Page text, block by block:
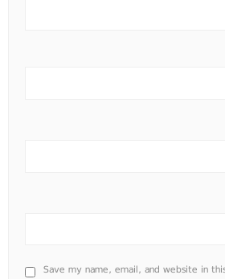
Save my name, email, and website in